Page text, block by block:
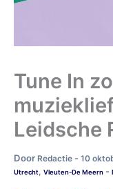
Tune In
Leidsche
Door Redactie - 10
Utrecht, Vleuten-De Meern -